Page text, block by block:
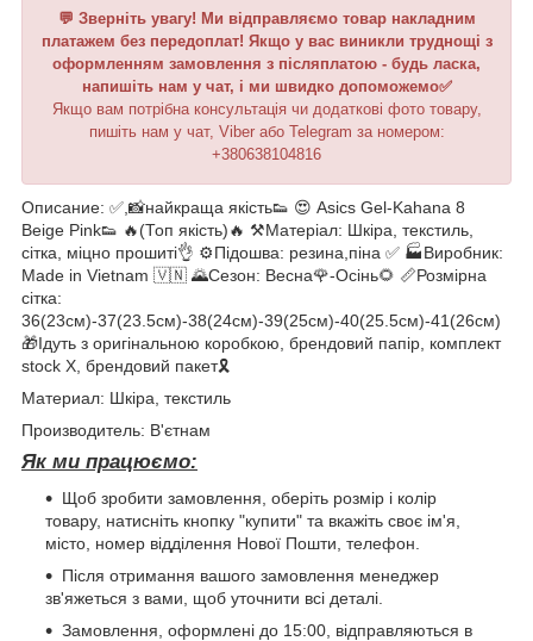
💬 Зверніть увагу! Ми відправляємо товар накладним
платажем без передоплат! Якщо у вас виникли труднощі з
оформленням замовлення з післяплатою - будь ласка,
напишіть нам у чат, і ми швидко допоможемо✅
Якщо вам потрібна консультація чи додаткові фото товару,
пишіть нам у чат, Viber або Telegram за номером:
+380638104816
Описание: ✅,📸найкраща якість👟 😍 Asics Gel-Kahana 8
Beige Pink👟 🔥(Топ якість)🔥 ⚒️Матеріал: Шкіра, текстиль,
сітка, міцно прошиті👌 ⚙️Підошва: резина,піна ✅ 🏭Виробник:
Made in Vietnam 🇻🇳 🌄Сезон: Весна🌹-Осінь🌻 📏Розмірна
сітка:
36(23см)-37(23.5см)-38(24см)-39(25см)-40(25.5см)-41(26см)
🎁Ідуть з оригінальною коробкою, брендовий папір, комплект
stock X, брендовий пакет🎗️
Материал: Шкіра, текстиль
Производитель: В'єтнам
Як ми працюємо:
Щоб зробити замовлення, оберіть розмір і колір
товару, натисніть кнопку "купити" та вкажіть своє ім'я,
місто, номер відділення Нової Пошти, телефон.
Після отримання вашого замовлення менеджер
зв'яжеться з вами, щоб уточнити всі деталі.
Замовлення, оформлені до 15:00, відправляються в